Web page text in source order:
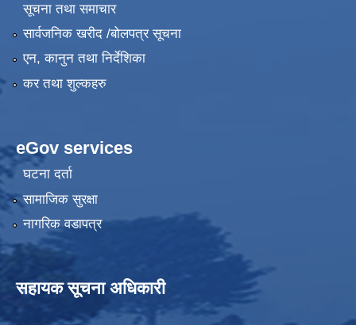
सूचना तथा समाचार
सार्वजनिक खरीद /बोलपत्र सूचना
एन, कानुन तथा निर्देशिका
कर तथा शुल्कहरु
eGov services
घटना दर्ता
सामाजिक सुरक्षा
नागरिक वडापत्र
सहायक सूचना अधिकारी